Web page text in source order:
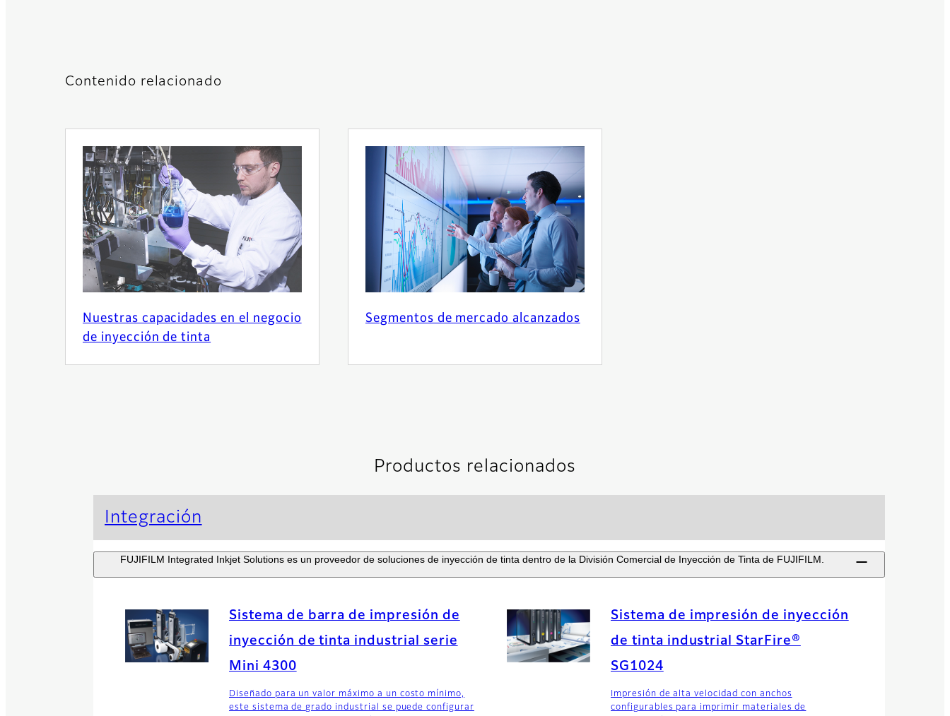
Contenido relacionado
Nuestras capacidades en el negocio
de inyección de tinta
Segmentos de mercado alcanzados
Productos relacionados
Integración
FUJIFILM Integrated Inkjet Solutions es un proveedor de soluciones de inyección de tinta dentro de la División Comercial de Inyección de Tinta de FUJIFILM.
Sistema de barra de impresión de
inyección de tinta industrial serie
Mini 4300
Diseñado para un valor máximo a un costo mínimo,
este sistema de grado industrial se puede configurar
Sistema de impresión de inyección
de tinta industrial StarFire®
SG1024
Impresión de alta velocidad con anchos
configurables para imprimir materiales de